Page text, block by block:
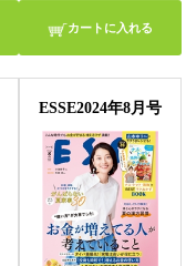
カートに入れる
ESSE2024年8月号